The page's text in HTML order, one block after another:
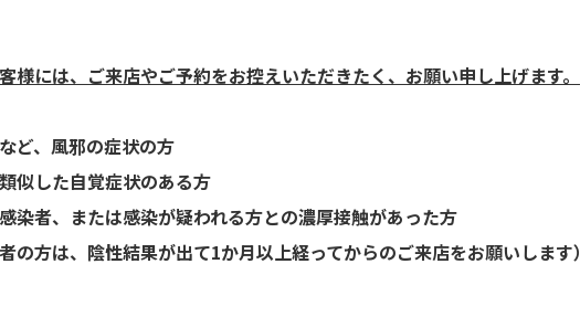
様には、ご来店やご予約をお控えいただきたく、お願い申し上げます。
ど、風邪の症状の方
似した自覚症状のある方
染者、または感染が疑われる方との濃厚接触があった方
の方は、陰性結果が出て1か月以上経ってからのご来店をお願いします）